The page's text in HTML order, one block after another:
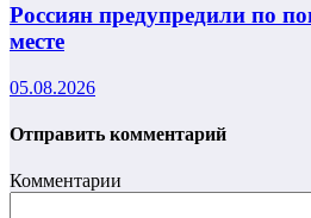
Россиян предупредили по
месте
05.08.2026
Отправить комментарий
Комментарии